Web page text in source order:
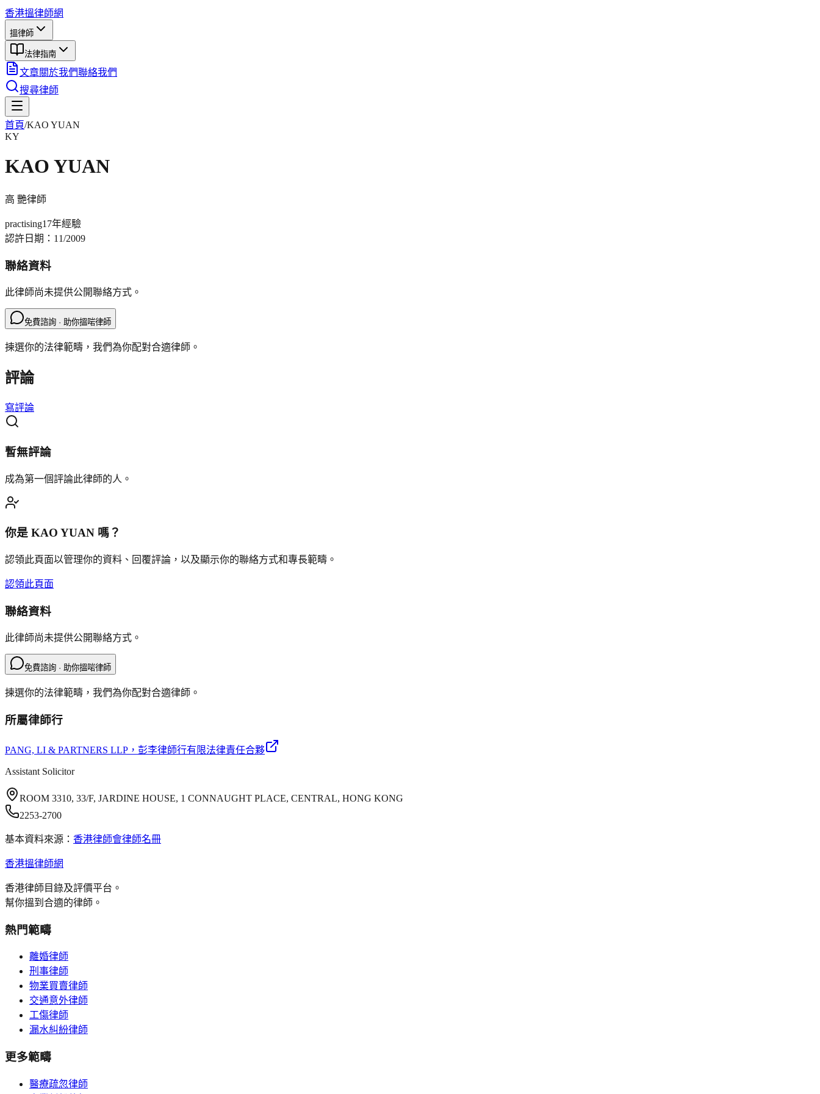
香港搵律師網
搵律師
法律指南
文章關於我們聯絡我們
搜尋律師
首頁/KAO YUAN
KY
KAO YUAN
高 艷律師
practising17年經驗
認許日期： 11/2009
聯絡資料
此律師尚未提供公開聯絡方式。
免費諮詢 · 助你搵啱律師
揀選你的法律範疇，我們為你配對合適律師。
評論
寫評論
暫無評論
成為第一個評論此律師的人。
你是 KAO YUAN 嗎？
認領此頁面以管理你的資料、回覆評論，以及顯示你的聯絡方式和專長範疇。
認領此頁面
聯絡資料
此律師尚未提供公開聯絡方式。
免費諮詢 · 助你搵啱律師
揀選你的法律範疇，我們為你配對合適律師。
所屬律師行
PANG, LI & PARTNERS LLP ，彭李律師行有限法律責任合夥
Assistant Solicitor
ROOM 3310, 33/F, JARDINE HOUSE, 1 CONNAUGHT PLACE, CENTRAL, HONG KONG
2253-2700
基本資料來源： 香港律師會律師名冊
香港搵律師網
香港律師目錄及評價平台。
幫你搵到合適的律師。
熱門範疇
離婚律師
刑事律師
物業買賣律師
交通意外律師
工傷律師
漏水糾紛律師
更多範疇
醫療疏忽律師